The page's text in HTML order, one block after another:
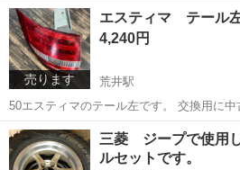
無いためご自身でお調べ頂いた上でお取引
宮城 仙台市
売ります
エスティマ テール
4,240円
荒井駅
50エスティマのテール左です。 交換用に
買い替えて保管してました。 購入時は全
購入しましたが、自分では点灯確認してま
夫だとは思いますが、あくまでジ...
宮城 仙台市 荒井駅 外装、車外
三菱 ジープで使用
ルセットです。